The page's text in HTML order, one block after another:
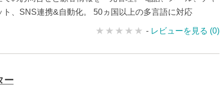
ト、SNS連携&自動化。 50ヵ国以上の多言語に対応
- レビューを見る (0)
ー